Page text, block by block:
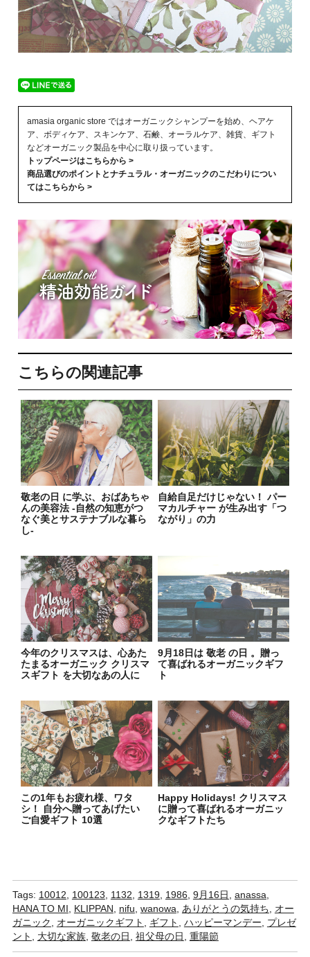
amasia organic store ではオーガニックシャンプーを始め、ヘアケ
ア、ボディケア、スキンケア、石鹸、オーラルケア、雑貨、ギフト
などオーガニック製品を中心に取り扱っています。
トップページはこちらから >
商品選びのポイントとナチュラル・オーガニックのこだわりについ
てはこちらから >
こちらの関連記事
敬老の日 に学ぶ、おばあちゃ
んの美容法 -自然の知恵がつ
なぐ美とサステナブルな暮ら
し-
自給自足だけじゃない！ パー
マカルチャー が生み出す「つ
ながり」の力
今年のクリスマスは、心あた
たまるオーガニック クリスマ
スギフト を大切なあの人に
9月18日は 敬老 の日 。贈っ
て喜ばれるオーガニックギフ
ト
この1年もお疲れ様、ワタ
シ！ 自分へ贈ってあげたい
ご自愛ギフト 10選
Happy Holidays! クリスマス
に贈って喜ばれるオーガニッ
クなギフトたち
Tags: 10012 100123 1132 1319, 1986 9月16日 anassa
HANA TO MI
KLIPPAN nifu wanowa ありがとうの気持ち
オー
ガニック
オーガニックギフト ギフト ハッピーマンデー
プレゼ
ント
大切な家族, 敬老の日 祖父母の日 重陽節